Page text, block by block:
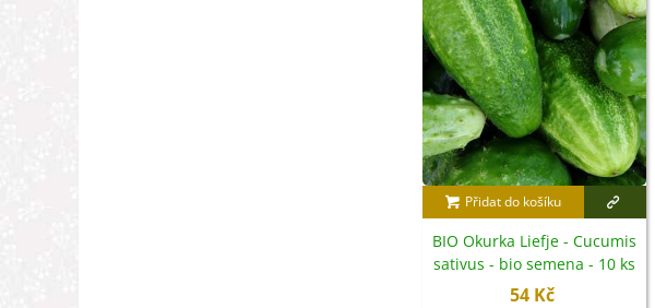
Přidat do košíku
BIO Okurka Liefje - Cucumis
sativus - bio semena - 10 ks
54 Kč